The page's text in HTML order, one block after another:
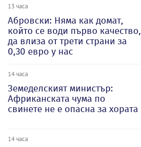
13 часа
Абровски: Няма как домат,
който се води първо качество,
да влиза от трети страни за
0,30 евро у нас
14 часа
Земеделският министър:
Африканската чума по
свинете не е опасна за хората
14 часа